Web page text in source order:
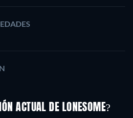
ACTUAL DE LONESOME?